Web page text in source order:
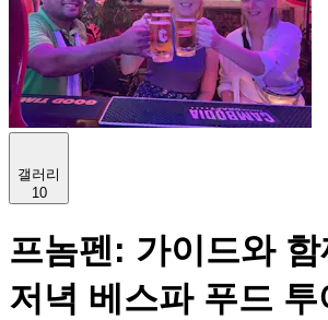
갤러리
10
프놈펜: 가이드와
저녁 베스파 푸드 투